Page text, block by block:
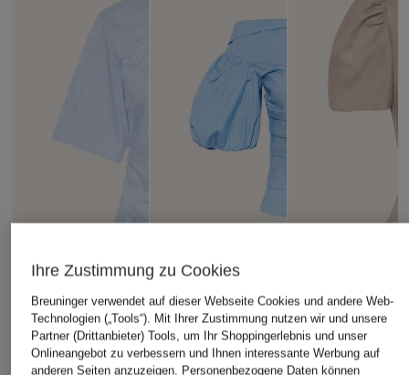
Ihre Zustimmung zu Cookies
Breuninger verwendet auf dieser Webseite Cookies und andere Web-
Technologien („Tools“). Mit Ihrer Zustimmung nutzen wir und unsere
Partner (Drittanbieter) Tools, um Ihr Shoppingerlebnis und unser
Onlineangebot zu verbessern und Ihnen interessante Werbung auf
anderen Seiten anzuzeigen. Personenbezogene Daten können